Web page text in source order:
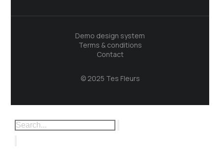
© 2025 Tes Fleurs
Demo design system
Terms & conditions
Contact